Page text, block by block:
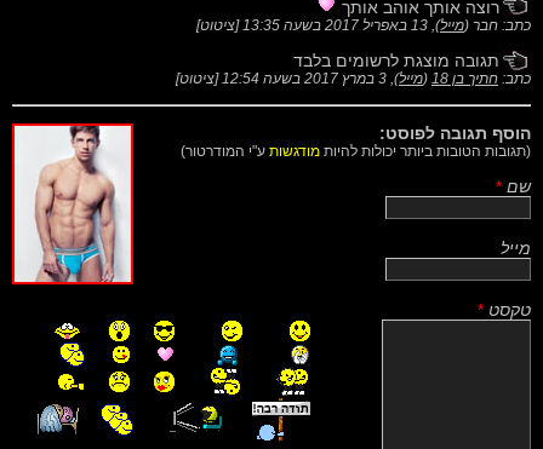
רוצה אותך אוהב אותך
כתב: חבר (מייל), 13 באפריל 2017 בשעה 13:35 [ציטוט]
תגובה מוצגת לרשומים בלבד
כתב: חתיך בן 18 (מייל), 3 במרץ 2017 בשעה 12:54 [ציטוט]
הוסף תגובה לפוסט:
(תגובות הטובות ביותר יכולות להיות מודגשות ע"י המודרטור)
שם *
מייל
טקסט *